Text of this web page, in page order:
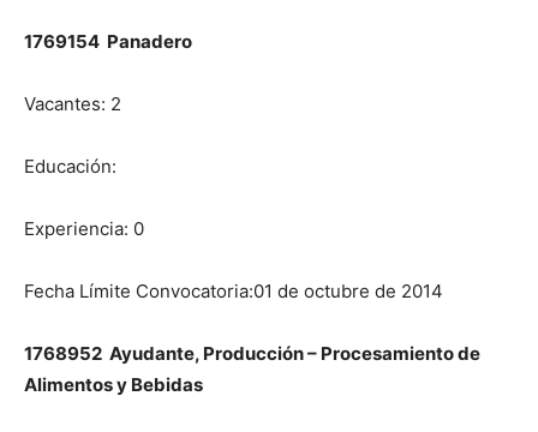
1769154 Panadero
Vacantes: 2
Educación:
Experiencia: 0
Fecha Límite Convocatoria:01 de octubre de 2014
1768952 Ayudante, Producción – Procesamiento de
Alimentos y Bebidas